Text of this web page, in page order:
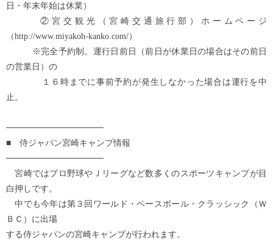
日・年末年始は休業）
②宮交観光（宮崎交通旅行部）ホームページ
（http://www.miyakoh-kanko.com/）
※完全予約制。運行日前日（前日が休業日の場合はその前日
の営業日）の
１６時までに事前予約が発生しなかった場合は運行を中
止。
────────────────
■ 侍ジャパン宮崎キャンプ情報
────────────────
宮崎ではプロ野球やＪリーグなど数多くのスポーツキャンプが目
白押しです。
中でも今年は第３回ワールド・ベースボール・クラッシック（Ｗ
ＢＣ）に出場
する侍ジャパンの宮崎キャンプが行われます。